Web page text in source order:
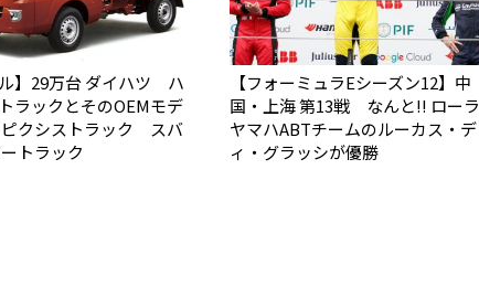
ル】29万台 ダイハツ ハ
ラックとそのOEMモデ
ピクシストラック スバ
トラック
【フォーミュラEシーズン12】中
国・上海 第13戦 なんと!! ローラ
ヤマハABTチームのルーカス・デ
ィ・グラッシが優勝